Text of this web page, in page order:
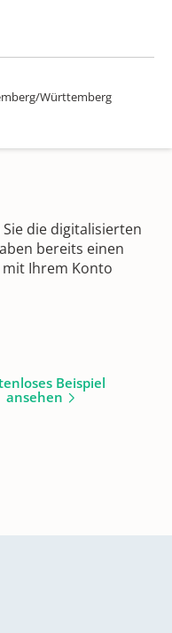
Württemberg
die digitalisierten
bereits einen
mit Ihrem Konto
Beispiel
ansehen